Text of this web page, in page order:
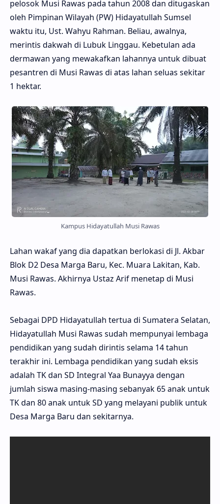
pelosok Musi Rawas pada tahun 2008 dan ditugaskan
oleh Pimpinan Wilayah (PW) Hidayatullah Sumsel
waktu itu, Ust. Wahyu Rahman. Beliau, awalnya,
merintis dakwah di Lubuk Linggau. Kebetulan ada
dermawan yang mewakafkan lahannya untuk dibuat
pesantren di Musi Rawas di atas lahan seluas sekitar
1 hektar.
Kampus Hidayatullah Musi Rawas
Lahan wakaf yang dia dapatkan berlokasi di Jl. Akbar
Blok D2 Desa Marga Baru, Kec. Muara Lakitan, Kab.
Musi Rawas. Akhirnya Ustaz Arif menetap di Musi
Rawas.
Sebagai DPD Hidayatullah tertua di Sumatera Selatan,
Hidayatullah Musi Rawas sudah mempunyai lembaga
pendidikan yang sudah dirintis selama 14 tahun
terakhir ini. Lembaga pendidikan yang sudah eksis
adalah TK dan SD Integral Yaa Bunayya dengan
jumlah siswa masing-masing sebanyak 65 anak untuk
TK dan 80 anak untuk SD yang melayani publik untuk
Desa Marga Baru dan sekitarnya.